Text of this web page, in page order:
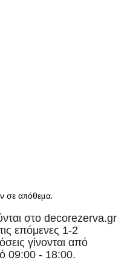
σε απόθεμα.
στο decorezerva.gr
επόμενες 1-2
γίνονται από
09:00 - 18:00.